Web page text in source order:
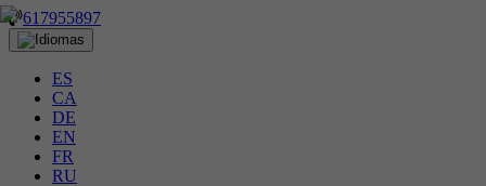
617955897
ES
CA
DE
EN
FR
RU